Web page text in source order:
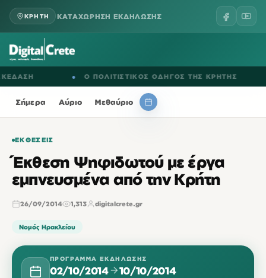
ΚΡΗΤΗ ΚΑΤΑΧΩΡΗΣΗ ΕΚΔΗΛΩΣΗΣ
Ο ΠΟΛΙΤΙΣΤΙΚΟΣ ΟΔΗΓΟΣ ΤΗΣ ΚΡΗΤΗΣ
Σήμερα Αύριο Μεθαύριο
ΕΚΘΈΣΕΙΣ
Έκθεση Ψηφιδωτού με έργα
εμπνευσμένα από την Κρήτη
26/09/2014 1,313 digitalcrete.gr
Νομός Ηρακλείου
ΠΡΌΓΡΑΜΜΑ ΕΚΔΉΛΩΣΗΣ
02/10/2014 10/10/2014